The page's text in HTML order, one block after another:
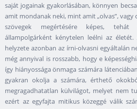
saját jogainak gyakorlásában, könnyen
amit mondanak neki, mint amit „olvas”, vagy
szövegek megértésére képes, tehát
állampolgárként kénytelen leélni az életét.
helyzete azonban az írni-olvasni egyáltalán
még annyival is rosszabb, hogy e
így hiányossága önmaga számára
gyakran okolja a számára, érthető
megragadhatatlan külvilágot, melyet nem
ezért az egyfajta mitikus közeggé válik